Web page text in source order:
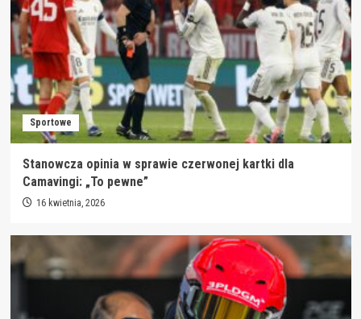
Sportowe
Stanowcza opinia w sprawie czerwonej kartki dla
Camavingi: „To pewne”
16 kwietnia, 2026